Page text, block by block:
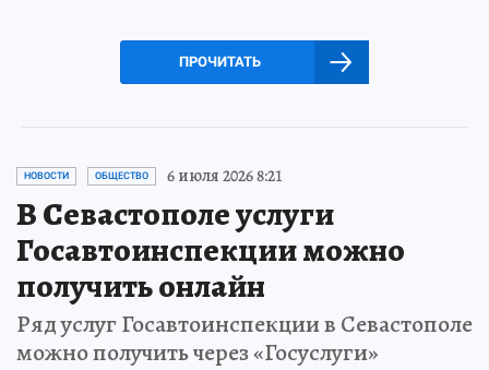
ПРОЧИТАТЬ
НОВОСТИ ОБЩЕСТВО 6 июля 2026 8:21
В Севастополе услуги
Госавтоинспекции можно
получить онлайн
Ряд услуг Госавтоинспекции в Севастополе
можно получить через «Госуслуги»